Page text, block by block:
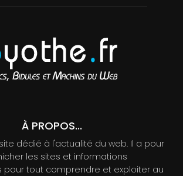
À PROPOS...
dédié à l'actualité du web. Il a pour
les sites et informations
pour tout comprendre et exploiter au